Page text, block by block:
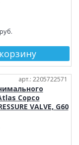
руб.
арт.: 2205722571
Copco
VALVE, G60